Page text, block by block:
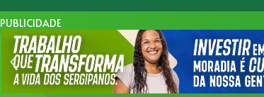
PUBLICIDADE